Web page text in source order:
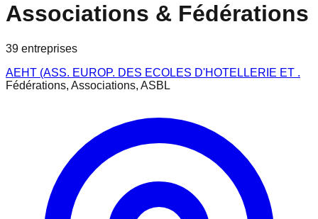
Associations & Fédérations
39 entreprises
AEHT (ASS. EUROP. DES ECOLES D'HOTELLERIE ET .
Fédérations, Associations, ASBL